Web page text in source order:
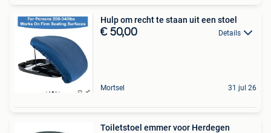
Hulp om recht te staan uit een stoel
€ 50,00 Details
Mortsel 31 jul 26
Toiletstoel emmer voor Herdegen